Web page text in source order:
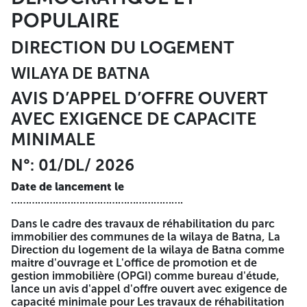
ILOT 01 Travaux de peinture 21 CITE 164 LOGEMENTS A
BATNA ILOT 01 Travaux de peinture 22 CITE 12
CITE 185 LOGEMENTS BOUZOUARE A BATNA Travaux de
ILOT 01 Travaux de peinture 25 CITE 180 LOGEMENTS
CITE 50 LOGEMENTS TERRAIN MAAREF A BATNA Travaux
de peinture 27 CITE 168 LOGEMENTS CPA- ECOTEC A
BATNA Travaux de peinture 28 CITE 40 LOGEMENTS A
BATNA Travaux de peinture 29 CITE 46 LOGEMENTS
LOGEMENTS EDUCATION A BATNA Travaux de peinture 31
SALLE D'EXPOSITION ASHAR CENTRE-VILLE A BATNA
Travaux de peinture + réflection façade 32 CITE 40
LOGEMENTS DGSN BATNA Travaux de peinture 33 CITE
15+15 LOGEMENTS (SANTE + EDUCATION) A BATNA
Travaux de peinture 34 CITE 30 LOGEMENTS LSP A BATNA
Travaux de peinture 35 CITE 160/300 SONATIB A (ILOT 01)
REFREFCTION DES VIDES SANITAIRE 36 CITE 160/300
SONATIB (ILOT 01) REFREFCTION DES VIDES SANITAIRE 37
CITE 130/350 LOGTS PAF ILOT 01 REFREFCTION DES VIDES
SANITAIRE 38 CITE 130/350 LOGTS PAF ILOT 01
POPULAIRE
DIRECTION DU LOGEMENT
WILAYA DE BATNA
AVIS D’APPEL D’OFFRE OUVERT
AVEC EXIGENCE DE CAPACITE
MINIMALE
N°: 01/DL/ 2026
Date de lancement le
………………………………………………….
Dans le cadre des travaux de réhabilitation du parc
immobilier des communes de la wilaya de Batna, La
Direction du logement de la wilaya de Batna comme
maitre d'ouvrage et L'office de promotion et de
gestion immobilière (OPGI) comme bureau d'étude,
lance un avis d'appel d'offre ouvert avec exigence de
capacité minimale pour Les travaux de réhabilitation